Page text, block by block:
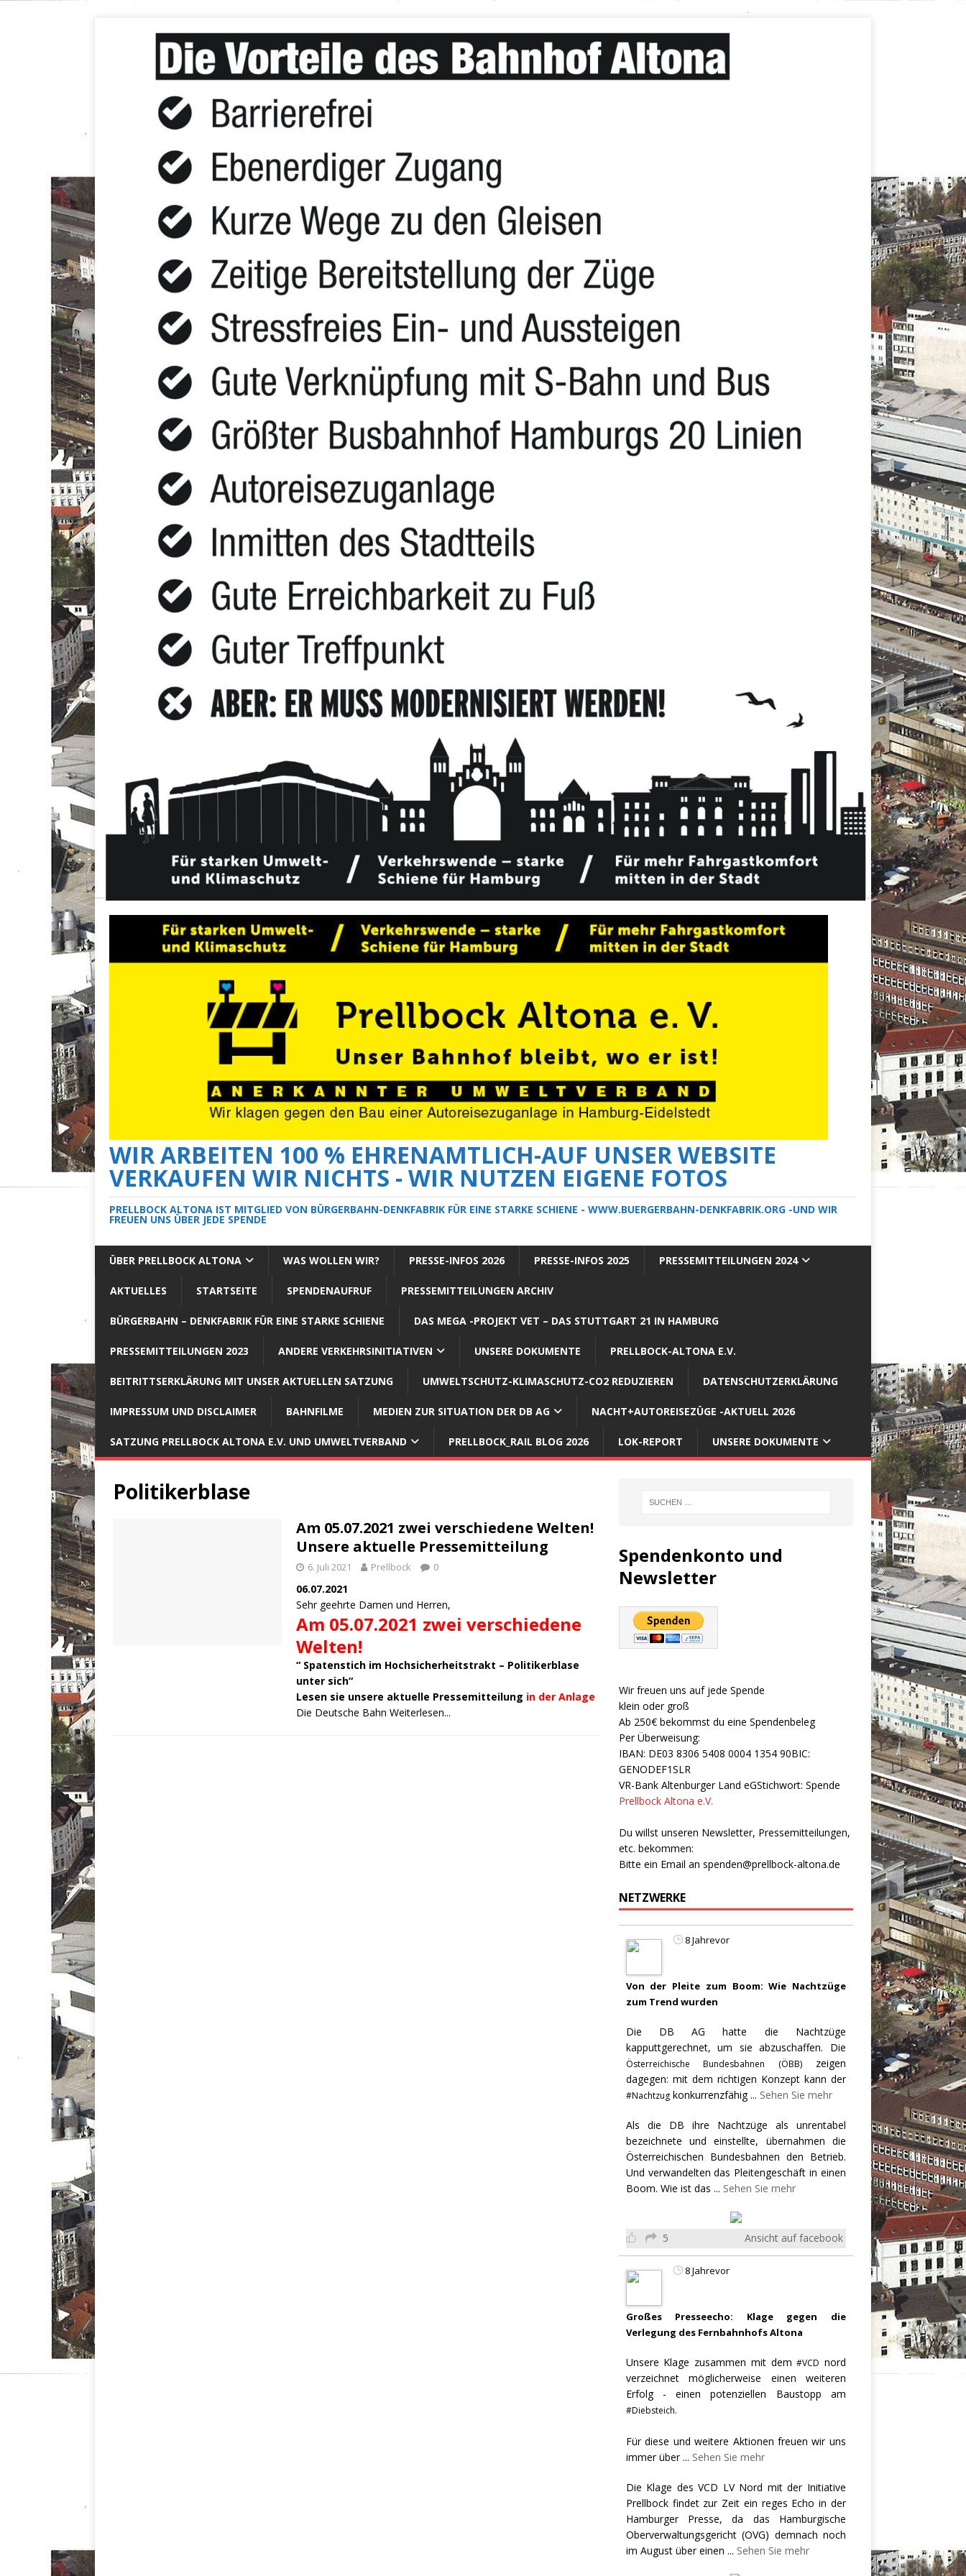
WIR ARBEITEN 100 % EHRENAMTLICH-AUF UNSER WEBSITE
VERKAUFEN WIR NICHTS - WIR NUTZEN EIGENE FOTOS
PRELLBOCK ALTONA IST MITGLIED VON BÜRGERBAHN-DENKFABRIK FÜR EINE STARKE SCHIENE - WWW.BUERGERBAHN-DENKFABRIK.ORG -UND WIR
FREUEN UNS ÜBER JEDE SPENDE
ÜBER PRELLBOCK ALTONA WAS WOLLEN WIR? PRESSE-INFOS 2026 PRESSE-INFOS 2025 PRESSEMITTEILUNGEN 2024
AKTUELLES STARTSEITE SPENDENAUFRUF PRESSEMITTEILUNGEN ARCHIV
BÜRGERBAHN – DENKFABRIK FÜR EINE STARKE SCHIENE DAS MEGA -PROJEKT VET – DAS STUTTGART 21 IN HAMBURG
PRESSEMITTEILUNGEN 2023 ANDERE VERKEHRSINITIATIVEN UNSERE DOKUMENTE PRELLBOCK-ALTONA E.V.
BEITRITTSERKLÄRUNG MIT UNSER AKTUELLEN SATZUNG UMWELTSCHUTZ-KLIMASCHUTZ-CO2 REDUZIEREN DATENSCHUTZERKLÄRUNG
IMPRESSUM UND DISCLAIMER BAHNFILME MEDIEN ZUR SITUATION DER DB AG NACHT+AUTOREISEZÜGE -AKTUELL 2026
SATZUNG PRELLBOCK ALTONA E.V. UND UMWELTVERBAND PRELLBOCK_RAIL BLOG 2026 LOK-REPORT UNSERE DOKUMENTE
Politikerblase
Am 05.07.2021 zwei verschiedene Welten!
Unsere aktuelle Pressemitteilung
6. Juli 2021 Prellbock 0
06.07.2021
Sehr geehrte Damen und Herren,
Am 05.07.2021 zwei verschiedene
Welten!
“ Spatenstich im Hochsicherheitstrakt – Politikerblase
unter sich“
Lesen sie unsere aktuelle Pressemitteilung in der Anlage
Die Deutsche Bahn Weiterlesen...
Spendenkonto und
Newsletter
Wir freuen uns auf jede Spende
klein oder groß
Ab 250€ bekommst du eine Spendenbeleg
Per Überweisung:
IBAN: DE03 8306 5408 0004 1354 90BIC:
GENODEF1SLR
VR-Bank Altenburger Land eGStichwort: Spende
Prellbock Altona e.V.
Du willst unseren Newsletter, Pressemitteilungen,
etc. bekommen:
Bitte ein Email an spenden@prellbock-altona.de
NETZWERKE
8 Jahrevor
Von der Pleite zum Boom: Wie Nachtzüge
zum Trend wurden
Die DB AG hatte die Nachtzüge
kapputtgerechnet, um sie abzuschaffen. Die
Österreichische Bundesbahnen (ÖBB)zeigen
dagegen: mit dem richtigen Konzept kann der
#Nachtzugkonkurrenzfähig... Sehen Sie mehr
Als die DB ihre Nachtzüge als unrentabel
bezeichnete und einstellte, übernahmen die
Österreichischen Bundesbahnen den Betrieb.
Und verwandelten das Pleitengeschäft in einen
Boom. Wie ist das ... Sehen Sie mehr
5 Ansicht auf facebook
8 Jahrevor
Großes Presseecho: Klage gegen die
Verlegung des Fernbahnhofs Altona
Unsere Klage zusammen mit dem#VCD nord
verzeichnet möglicherweise einen weiteren
Erfolg - einen potenziellen Baustopp am
#Diebsteich.
Für diese und weitere Aktionen freuen wir uns
immer über... Sehen Sie mehr
Die Klage des VCD LV Nord mit der Initiative
Prellbock findet zur Zeit ein reges Echo in der
Hamburger Presse, da das Hamburgische
Oberverwaltungsgericht (OVG) demnach noch
im August über einen ... Sehen Sie mehr